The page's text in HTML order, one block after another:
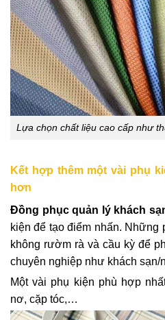
Lựa chọn chất liệu cao cấp như
Kết hợp thêm một vài phụ
hơn
Đồng phục quản lý khách
kiện để tạo điểm nhấn. Những
không rườm rà và cầu kỳ để
chuyên nghiệp như khách sạn/
Một vài phụ kiện phù hợp
nơ, cặp tóc,…